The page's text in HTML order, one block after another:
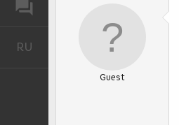
RU
Guest